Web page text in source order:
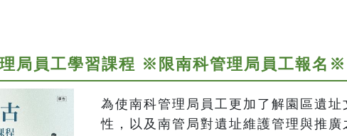
局員工學習課程 ※限南科管理局員工報名※
為使南科管理局員工更加了解園區遺
性，以及南管局對遺址維護管理與推